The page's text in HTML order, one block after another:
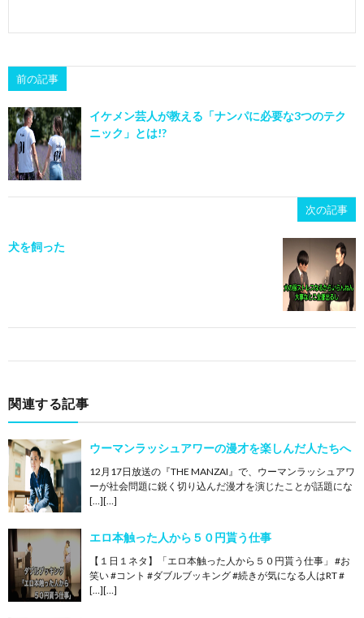
前の記事
イケメン芸人が教える「ナンパに必要な3つのテク
ニック」とは!?
次の記事
犬を飼った
関連する記事
ウーマンラッシュアワーの漫才を楽しんだ人たちへ
12月17日放送の『THE MANZAI』で、ウーマンラッシュアワ
ーが社会問題に鋭く切り込んだ漫才を演じたことが話題にな
[…][…]
エロ本触った人から５０円貰う仕事
【１日１ネタ】「エロ本触った人から５０円貰う仕事」 #お
笑い #コント #ダブルブッキング #続きが気になる人はRT #
[…][…]